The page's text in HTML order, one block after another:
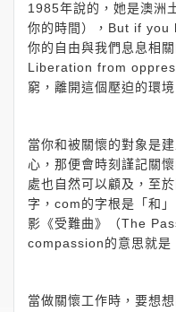
1985年說的，她是澳
你的時間），But if
你的自由與我們息息相
Liberation from
窮，離開這個壓迫的環
當你和被關懷的對象是
心，那便會時刻謹記關
處也自然可以顧及，至
字，com的字根是「和
影《受難曲》（The
compassion的意思就是
當做關懷工作時，要想